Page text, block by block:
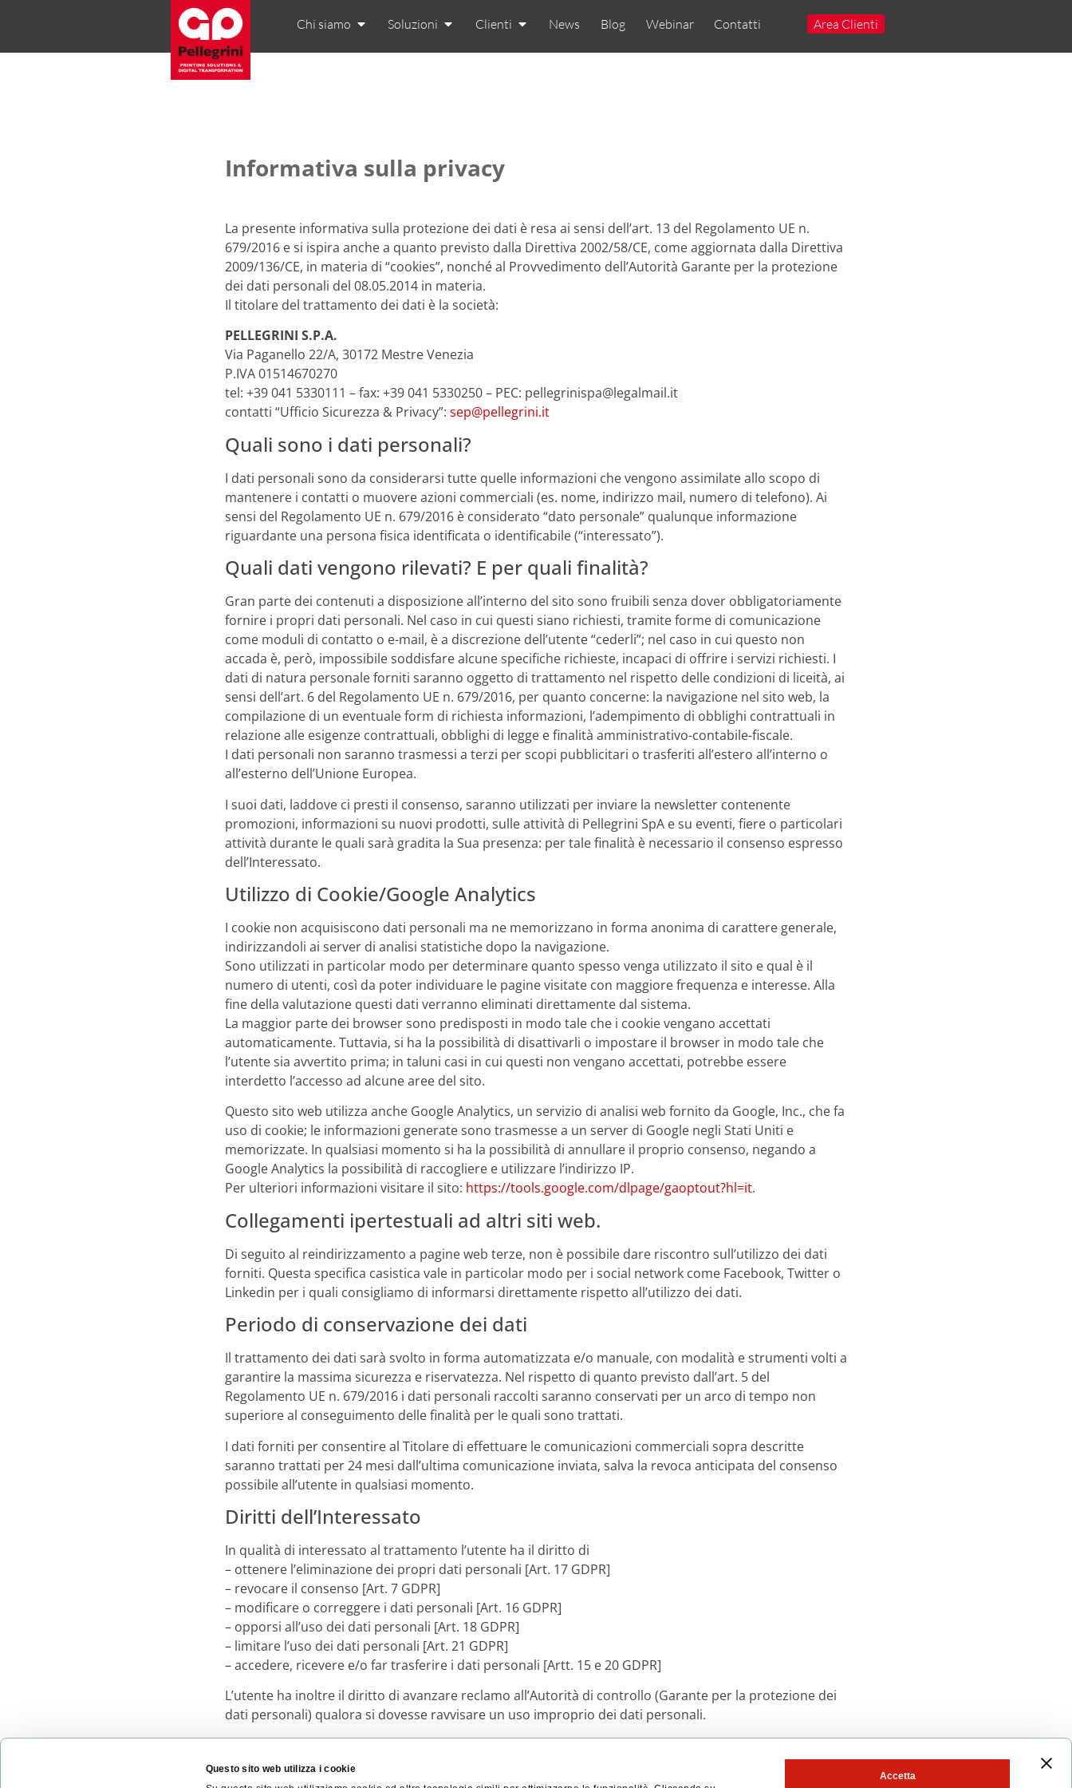
Questo sito web utilizza i cookie
Accetta
Chi siamo Soluzioni Clienti News Blog Webinar Contatti Area Clienti
Informativa sulla privacy
La presente informativa sulla protezione dei dati è resa ai sensi dell’art. 13 del Regolamento UE n.
679/2016 e si ispira anche a quanto previsto dalla Direttiva 2002/58/CE, come aggiornata dalla Direttiva
2009/136/CE, in materia di “cookies”, nonché al Provvedimento dell’Autorità Garante per la protezione
dei dati personali del 08.05.2014 in materia.
Il titolare del trattamento dei dati è la società:
PELLEGRINI S.P.A.
Via Paganello 22/A, 30172 Mestre Venezia
P.IVA 01514670270
tel: +39 041 5330111 – fax: +39 041 5330250 – PEC: pellegrinispa@legalmail.it
contatti “Ufficio Sicurezza & Privacy”: sep@pellegrini.it
Quali sono i dati personali?
I dati personali sono da considerarsi tutte quelle informazioni che vengono assimilate allo scopo di
mantenere i contatti o muovere azioni commerciali (es. nome, indirizzo mail, numero di telefono). Ai
sensi del Regolamento UE n. 679/2016 è considerato “dato personale” qualunque informazione
riguardante una persona fisica identificata o identificabile (“interessato”).
Quali dati vengono rilevati? E per quali finalità?
Gran parte dei contenuti a disposizione all’interno del sito sono fruibili senza dover obbligatoriamente
fornire i propri dati personali. Nel caso in cui questi siano richiesti, tramite forme di comunicazione
come moduli di contatto o e-mail, è a discrezione dell’utente “cederli”; nel caso in cui questo non
accada è, però, impossibile soddisfare alcune specifiche richieste, incapaci di offrire i servizi richiesti. I
dati di natura personale forniti saranno oggetto di trattamento nel rispetto delle condizioni di liceità, ai
sensi dell’art. 6 del Regolamento UE n. 679/2016, per quanto concerne: la navigazione nel sito web, la
compilazione di un eventuale form di richiesta informazioni, l’adempimento di obblighi contrattuali in
relazione alle esigenze contrattuali, obblighi di legge e finalità amministrativo-contabile-fiscale.
I dati personali non saranno trasmessi a terzi per scopi pubblicitari o trasferiti all’estero all’interno o
all’esterno dell’Unione Europea.
I suoi dati, laddove ci presti il consenso, saranno utilizzati per inviare la newsletter contenente
promozioni, informazioni su nuovi prodotti, sulle attività di Pellegrini SpA e su eventi, fiere o particolari
attività durante le quali sarà gradita la Sua presenza: per tale finalità è necessario il consenso espresso
dell’Interessato.
Utilizzo di Cookie/Google Analytics
I cookie non acquisiscono dati personali ma ne memorizzano in forma anonima di carattere generale,
indirizzandoli ai server di analisi statistiche dopo la navigazione.
Sono utilizzati in particolar modo per determinare quanto spesso venga utilizzato il sito e qual è il
numero di utenti, così da poter individuare le pagine visitate con maggiore frequenza e interesse. Alla
fine della valutazione questi dati verranno eliminati direttamente dal sistema.
La maggior parte dei browser sono predisposti in modo tale che i cookie vengano accettati
automaticamente. Tuttavia, si ha la possibilità di disattivarli o impostare il browser in modo tale che
l’utente sia avvertito prima; in taluni casi in cui questi non vengano accettati, potrebbe essere
interdetto l’accesso ad alcune aree del sito.
Questo sito web utilizza anche Google Analytics, un servizio di analisi web fornito da Google, Inc., che fa
uso di cookie; le informazioni generate sono trasmesse a un server di Google negli Stati Uniti e
memorizzate. In qualsiasi momento si ha la possibilità di annullare il proprio consenso, negando a
Google Analytics la possibilità di raccogliere e utilizzare l’indirizzo IP.
Per ulteriori informazioni visitare il sito: https://tools.google.com/dlpage/gaoptout?hl=it.
Collegamenti ipertestuali ad altri siti web.
Di seguito al reindirizzamento a pagine web terze, non è possibile dare riscontro sull’utilizzo dei dati
forniti. Questa specifica casistica vale in particolar modo per i social network come Facebook, Twitter o
Linkedin per i quali consigliamo di informarsi direttamente rispetto all’utilizzo dei dati.
Periodo di conservazione dei dati
Il trattamento dei dati sarà svolto in forma automatizzata e/o manuale, con modalità e strumenti volti a
garantire la massima sicurezza e riservatezza. Nel rispetto di quanto previsto dall’art. 5 del
Regolamento UE n. 679/2016 i dati personali raccolti saranno conservati per un arco di tempo non
superiore al conseguimento delle finalità per le quali sono trattati.
I dati forniti per consentire al Titolare di effettuare le comunicazioni commerciali sopra descritte
saranno trattati per 24 mesi dall’ultima comunicazione inviata, salva la revoca anticipata del consenso
possibile all’utente in qualsiasi momento.
Diritti dell’Interessato
In qualità di interessato al trattamento l’utente ha il diritto di
– ottenere l’eliminazione dei propri dati personali [Art. 17 GDPR]
– revocare il consenso [Art. 7 GDPR]
– modificare o correggere i dati personali [Art. 16 GDPR]
– opporsi all’uso dei dati personali [Art. 18 GDPR]
– limitare l’uso dei dati personali [Art. 21 GDPR]
– accedere, ricevere e/o far trasferire i dati personali [Artt. 15 e 20 GDPR]
L’utente ha inoltre il diritto di avanzare reclamo all’Autorità di controllo (Garante per la protezione dei
dati personali) qualora si dovesse ravvisare un uso improprio dei dati personali.
Informative Privacy
Visualizza Informativa richiedenti impiego